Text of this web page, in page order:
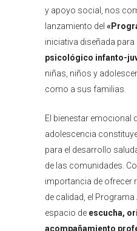
y apoyo social, nos
lanzamiento del
iniciativa diseñada
psicológico infanto-
niñas, niños y
como a sus familias.
El bienestar emocional
adolescencia
para el desarrollo
de las comunidades.
importancia de ofrecer
de calidad, el
espacio de escucha,
acompañamiento